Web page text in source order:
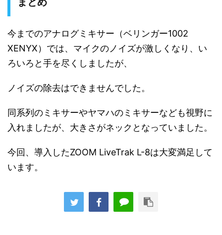
今までのアナログミキサー（ベリンガー1002
XENYX）では、マイクのノイズが激しくなり、い
ろいろと手を尽くしましたが、
ノイズの除去はできませんでした。
同系列のミキサーやヤマハのミキサーなども視野に
入れましたが、大きさがネックとなっていました。
今回、導入したZOOM LiveTrak L-8は大変満足して
います。